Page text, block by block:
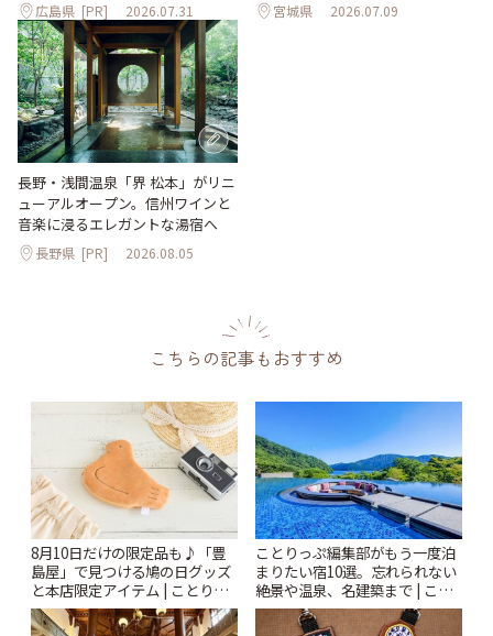
広島県 [PR] 2026.07.31 宮城県 2026.07.09
長野・浅間温泉「界 松本」がリニ
ューアルオープン。信州ワインと
音楽に浸るエレガントな湯宿へ
長野県 [PR] 2026.08.05
こちらの記事もおすすめ
8月10日だけの限定品も♪「豊
島屋」で見つける鳩の日グッズ
と本店限定アイテム | ことりっ
ぷ
ことりっぷ編集部がもう一度泊
まりたい宿10選。忘れられない
絶景や温泉、名建築まで | こと
りっぷ